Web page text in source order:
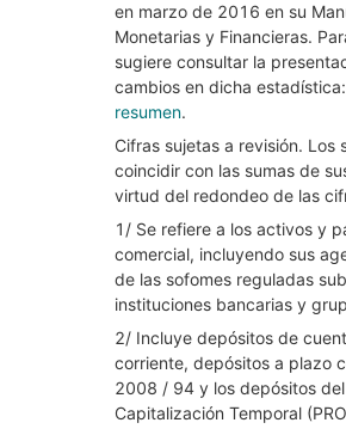
en marzo de 2016 en su
Monetarias y Financieras.
sugiere consultar la
cambios en dicha estadística:
resumen.
Cifras sujetas a revisión. Los
coincidir con las sumas de
virtud del redondeo de las
1/ Se refiere a los activos y
comercial, incluyendo sus
de las sofomes reguladas
instituciones bancarias y
2/ Incluye depósitos de
corriente, depósitos a plazo
2008 / 94 y los depósitos
Capitalización Temporal